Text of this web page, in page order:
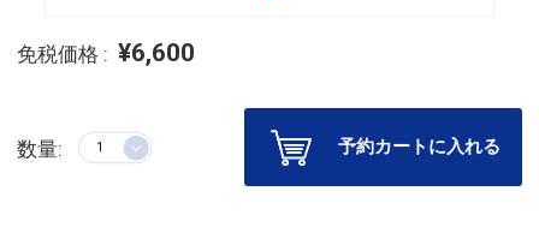
免税価格 : ¥6,600
数量: 予約カートに入れる